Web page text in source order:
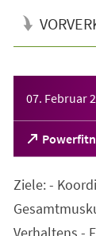
07. Februar
(Öffnet
in
neuen
Ziele: -
Verhaltens -